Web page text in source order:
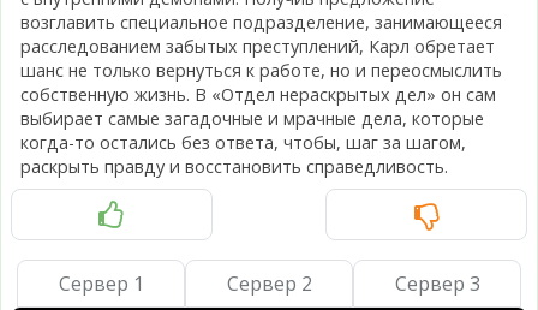
возглавить специальное подразделение, занимающееся
расследованием забытых преступлений, Карл обретает
шанс не только вернуться к работе, но и переосмыслить
собственную жизнь. В «Отдел нераскрытых дел» он сам
выбирает самые загадочные и мрачные дела, которые
когда-то остались без ответа, чтобы, шаг за шагом,
раскрыть правду и восстановить справедливость.
Сервер 1 Сервер 2 Сервер 3